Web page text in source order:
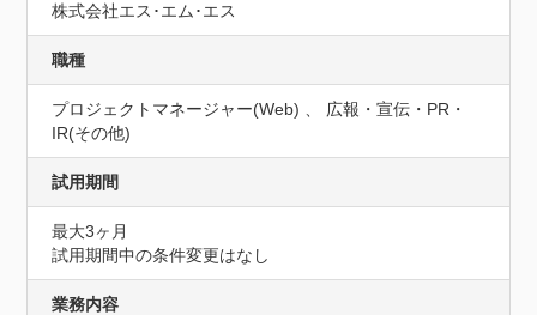
株式会社エス･エム･エス
職種
プロジェクトマネージャー(Web) 、 広報・宣伝・PR・
IR(その他)
試用期間
最大3ヶ月
試用期間中の条件変更はなし
業務内容